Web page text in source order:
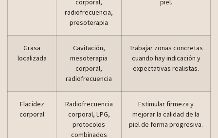
corporal,
radiofrecuencia,
presoterapia
piel.
Grasa
localizada
Cavitación,
mesoterapia
corporal,
radiofrecuencia
Trabajar zonas concretas
cuando hay indicación y
expectativas realistas.
Flacidez
corporal
Radiofrecuencia
corporal, LPG,
protocolos
combinados
Estimular firmeza y
mejorar la calidad de la
piel de forma progresiva.